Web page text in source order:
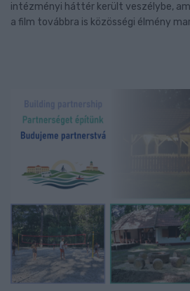
intézményi háttér került veszélybe,
a film továbbra is közösségi élmény